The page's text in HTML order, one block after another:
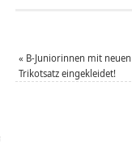
« B-Juniorinnen mit neuen
Trikotsatz eingekleidet!